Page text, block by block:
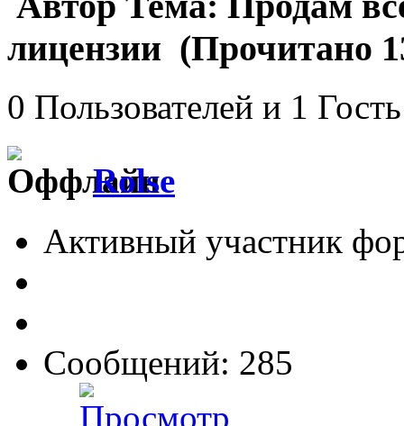
лицензии (Прочитано
0 Пользователей и 1
Rolse
Активный участник
Сообщений: 285